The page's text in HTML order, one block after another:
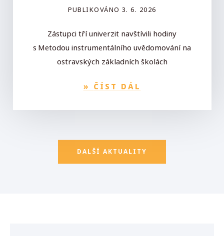
PUBLIKOVÁNO 3. 6. 2026
Zástupci tří univerzit navštívili hodiny
s Metodou instrumentálního uvědomování na
ostravských základních školách
» ČÍST DÁL
DALŠÍ AKTUALITY